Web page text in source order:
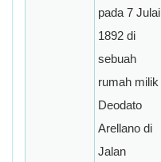
pada 7 Julai
1892 di
sebuah
rumah milik
Deodato
Arellano di
Jalan